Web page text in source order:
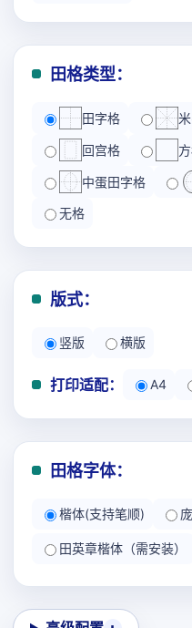
田格类型：
田字格
回宫格
中蛋田字格
无格
版式：
竖版 横版
打印适配： A4
田格字体：
楷体(支持笔顺)
田英章楷体（需安装）